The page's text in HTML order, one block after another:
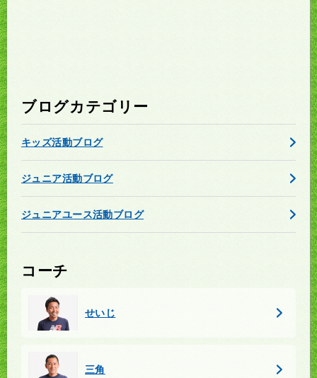
ブログカテゴリー
キッズ活動ブログ
ジュニア活動ブログ
ジュニアユース活動ブログ
コーチ
せいじ
三角